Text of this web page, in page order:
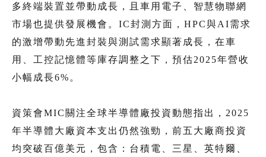
多終端裝置並帶動成長，且車用電子、智慧物聯網
市場也提供發展機會。IC封測方面，HPC與AI需求
的激增帶動先進封裝與測試需求顯著成長，在車
用、工控記憶體等庫存調整之下，預估2025年營收
小幅成長6%。
資策會MIC關注全球半導體廠投資動態指出，2025
年半導體大廠資本支出仍然強勁，前五大廠商投資
均突破百億美元，包含：台積電、三星、英特爾、